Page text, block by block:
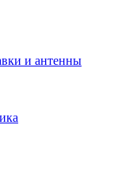
и антенны